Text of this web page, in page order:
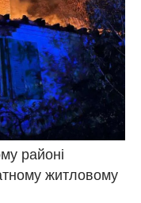
районі
житловому